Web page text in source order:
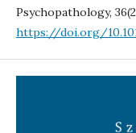
Psychopathology,
https://doi.org/